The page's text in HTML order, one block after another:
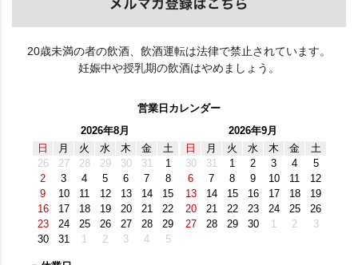
20歳未満の者の飲酒、飲酒運転は法律で禁止されています。
妊娠中や授乳期の飲酒はやめましょう。
営業日カレンダー
2026年8月
日
月 火 水 木 金
土
26
27 28 29 30 31
1
2
3 4 5 6 7
8
9
10 11 12 13 14
15
16
17 18 19 20 21
22
23
24 25 26 27 28
29
30
31 1 2 3 4 5
2026年9月
日
月 火 水 木 金
土
30
31 1 2 3 4
5
6
7 8 9 10 11
12
13
14 15 16 17 18
19
20
21 22 23 24 25
26
27
28 29 30 1 2 3